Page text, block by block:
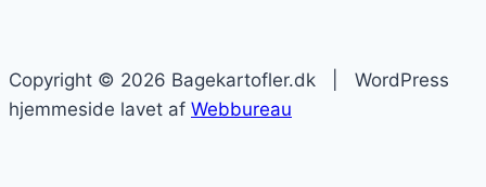
Copyright © 2026 Bagekartofler.dk | WordPress
hjemmeside lavet af Webbureau